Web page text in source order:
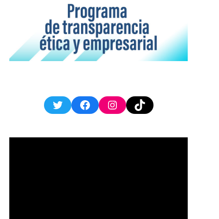
TwitterFacebookInstagram
TikTok